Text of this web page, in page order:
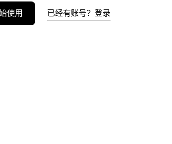
使用 已经有账号？登录